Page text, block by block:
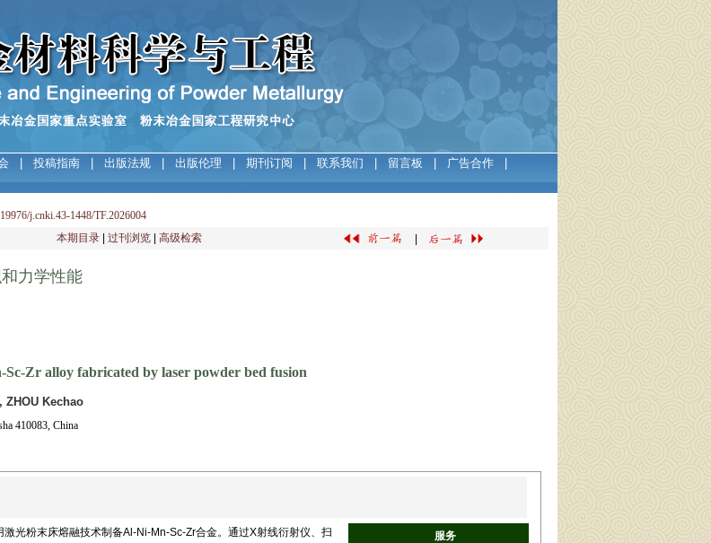
投稿指南 出版法规 出版伦理 期刊订阅 联系我们 留言板 广告合作
j.cnki.43-1448/TF.2026004
本期目录 过刊浏览 高级检索
力学性能
Zr alloy fabricated by laser powder bed fusion
ZHOU Kechao
410083, China
光粉末床熔融技术制备Al-Ni-Mn-Sc-Zr合金。通过X射线衍射仪、扫
服务